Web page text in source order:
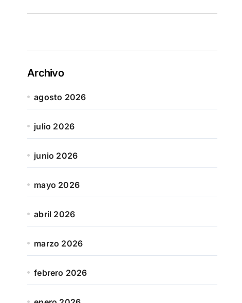
Archivo
agosto 2026
julio 2026
junio 2026
mayo 2026
abril 2026
marzo 2026
febrero 2026